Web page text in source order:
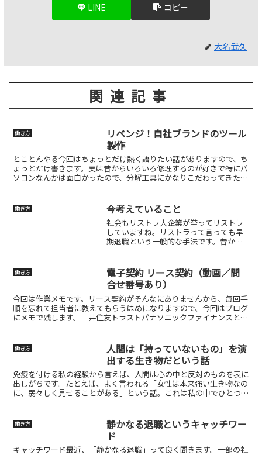
LINE コピー
大名武久
関連記事
働き方
リベンジ！自社ブランドのツール
製作
とことんやる今回はちょっとだけ熱く語りたい話がありますので、ち
ょっとだけ書きます。実は昔からいろいろ修理するのが好きで特にパ
ソコンなんかは面白かったので、分解工具にかなりこだわってきたん
働き方 今考えていること
社会もリストラ大企業が挙ってリストラ
していますね。リストラって言っても早
期退職という一般的な手法です。昔から
しかし、最高益の企業が行う理由は。。
なぜか？解っていると思い...
働き方
電子契約 リース契約（動画／問
合せ番号あり）
今回は作業メモです。リース契約がそんなにありませんから、毎回手
順を忘れて担当者に教えてもらうはめになりますので、今回はブログ
にメモで残します。三井住友トラストパナソニックファイナンスとの
働き方
人間は「持っていないもの」を演
出する生き物だという話
免疫を付ける私の経験から言えば、人間は心の中と反対のものを表に
出しがちです。たとえば、よく言われる「女性は本来強い生き物なの
に、弱々しく見せることがある」という話。これは私の中でひとつの
働き方
静かなる退職というキャッチワー
ド
キャッチワード最近、「静かなる退職」って良く聞きます。一部の社